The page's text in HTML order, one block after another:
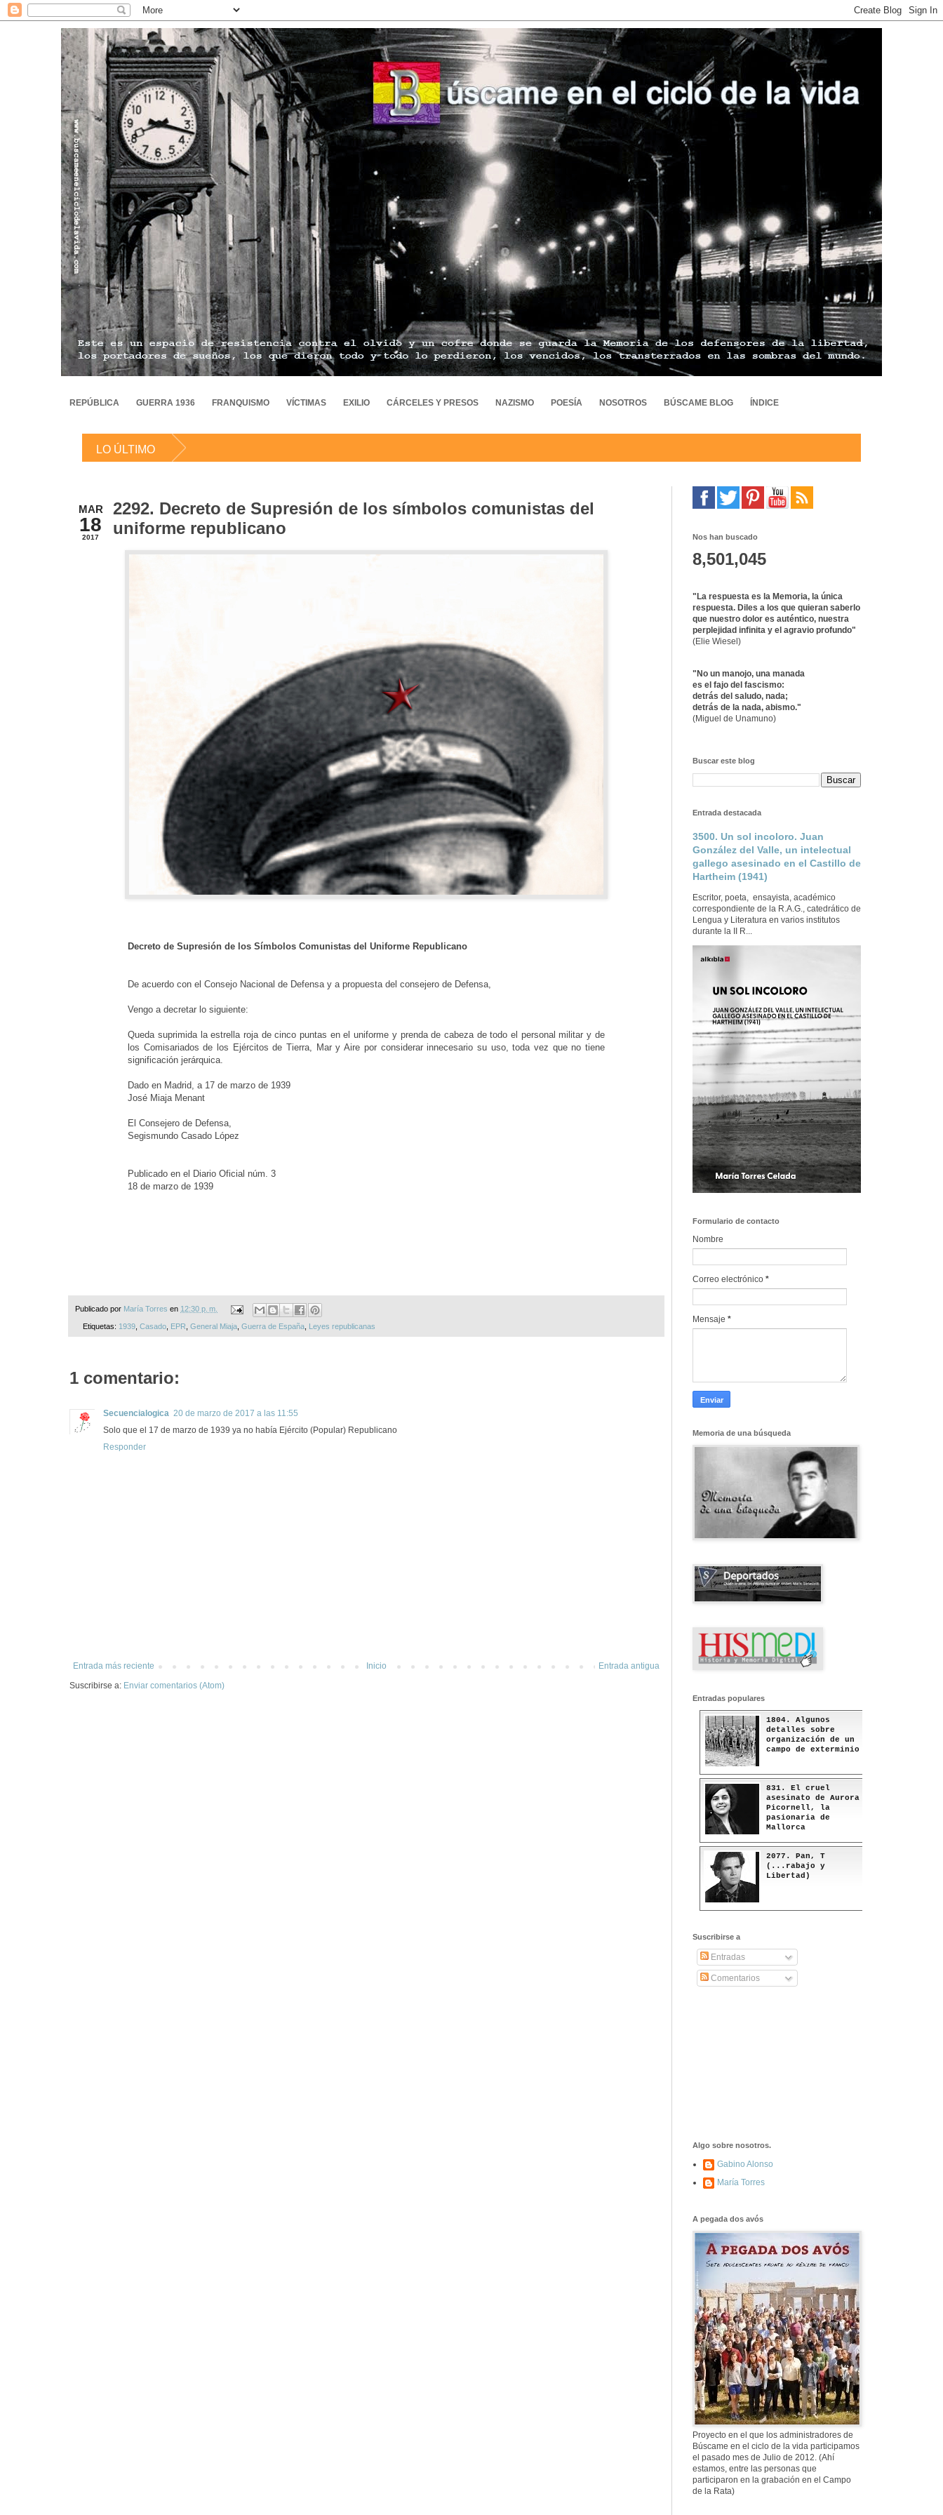
REPÚBLICA GUERRA 1936 FRANQUISMO VÍCTIMAS EXILIO CÁRCELES Y PRESOS NAZISMO POESÍA NOSOTROS BÚSCAME BLOG ÍNDICE
LO ÚLTIMO
MAR
18
2017
2292. Decreto de Supresión de los símbolos comunistas del
uniforme republicano
Decreto de Supresión de los Símbolos Comunistas del Uniforme Republicano
De acuerdo con el Consejo Nacional de Defensa y a propuesta del consejero de Defensa,
Vengo a decretar lo siguiente:
Queda suprimida la estrella roja de cinco puntas en el uniforme y prenda de cabeza de todo el personal militar y de
los Comisariados de los Ejércitos de Tierra, Mar y Aire por considerar innecesario su uso, toda vez que no tiene
significación jerárquica.
Dado en Madrid, a 17 de marzo de 1939
José Miaja Menant
El Consejero de Defensa,
Segismundo Casado López
Publicado en el Diario Oficial núm. 3
18 de marzo de 1939
Publicado por María Torres en 12:30 p. m.
Etiquetas: 1939, Casado, EPR General Miaja, Guerra de España, Leyes republicanas
1 comentario:
Secuencialogica 20 de marzo de 2017 a las 11:55
Solo que el 17 de marzo de 1939 ya no había Ejército (Popular) Republicano
Responder
Entrada más reciente Entrada antigua
Inicio
Suscribirse a: Enviar comentarios (Atom)
Nos han buscado
8,501,045
"La respuesta es la Memoria, la única
respuesta. Diles a los que quieran saberlo
que nuestro dolor es auténtico, nuestra
perplejidad infinita y el agravio profundo"
(Elie Wiesel)
"No un manojo, una manada
es el fajo del fascismo:
detrás del saludo, nada;
detrás de la nada, abismo."
(Miguel de Unamuno)
Buscar este blog
Entrada destacada
3500. Un sol incoloro. Juan
González del Valle, un intelectual
gallego asesinado en el Castillo de
Hartheim (1941)
Escritor, poeta, ensayista, académico
correspondiente de la R.A.G., catedrático de
Lengua y Literatura en varios institutos
durante la II R...
Formulario de contacto
Nombre
Correo electrónico *
Mensaje *
Memoria de una búsqueda
Entradas populares
1804. Algunos
detalles sobre
organización de un
campo de exterminio
831. El cruel
asesinato de Aurora
Picornell, la
pasionaria de
Mallorca
2077. Pan, T
(...rabajo y
Libertad)
577. Nos fusilaron
fusilaron mal
307. Vuestros
nombres no se han
borrado en la
Historia
Suscribirse a
Entradas
Comentarios
Algo sobre nosotros.
Gabino Alonso
María Torres
A pegada dos avós
Proyecto en el que los administradores de
Búscame en el ciclo de la vida participamos
el pasado mes de Julio de 2012. (Ahí
estamos, entre las personas que
participaron en la grabación en el Campo
de la Rata)